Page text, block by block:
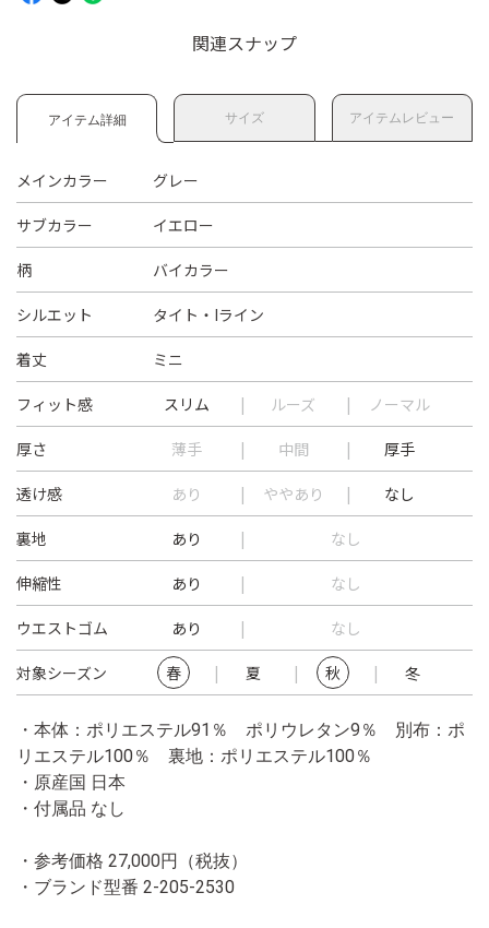
関連スナップ
アイテム詳細 サイズ アイテムレビュー
メインカラー グレー
サブカラー イエロー
柄 バイカラー
シルエット タイト・Iライン
着丈 ミニ
フィット感 スリム ルーズ ノーマル
厚さ 薄手 中間 厚手
透け感 あり ややあり なし
裏地 あり なし
伸縮性 あり なし
ウエストゴム あり なし
対象シーズン 春 夏 秋 冬
・本体：ポリエステル91％ ポリウレタン9％ 別布：ポ
リエステル100％ 裏地：ポリエステル100％
・原産国 日本
・付属品 なし
・参考価格 27,000円（税抜）
・ブランド型番 2-205-2530